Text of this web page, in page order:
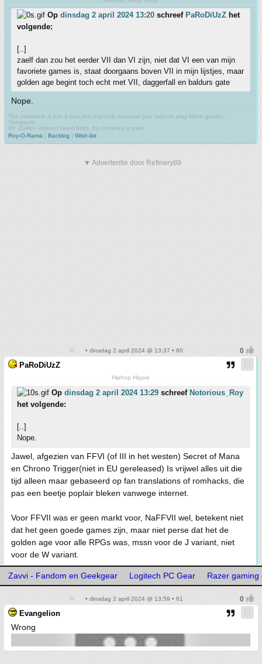
Op dinsdag 2 april 2024 13:20 schreef PaRoDiUzZ het
volgende:
[..]
zaelf dan zou het eerder VII dan VI zijn, niet dat VI een van mijn
favoriete games is, staat doorgaans boven VII in mijn lijstjes, maar
golden age begint toch echt met VII, daggerfall en baldurs gate
Nope.
The hardware is just a box you buy only because you want to play Mario games -
Yamauchi
Mr. Zurkon doesn't need bolts, his currency is pain
Roy-O-Rama
Backlog Wish-list
▼ Advertentie door Refinery89
• dinsdag 2 april 2024 @ 13:37 • 60
PaRoDiUzZ
Hiphop Hippie
Op dinsdag 2 april 2024 13:29 schreef Notorious_Roy
het volgende:
[..]
Nope.
Jawel, afgezien van FFVI (of III in het westen) Secret of Mana
en Chrono Trigger(niet in EU gereleased) Is vrijwel alles uit die
tijd alleen maar gebaseerd op fan translations of romhacks, die
pas een beetje poplair bleken vanwege internet.
Voor FFVII was er geen markt voor, NaFFVII wel, betekent niet
dat het geen goede games zijn, maar niet perse dat het de
golden age voor alle RPGs was, mssn voor de J variant, niet
voor de W variant.
Zavvi - Fandom en Geekgear Logitech PC Gear Razer gaming
• dinsdag 2 april 2024 @ 13:59 • 61
Evangelion
Wrong